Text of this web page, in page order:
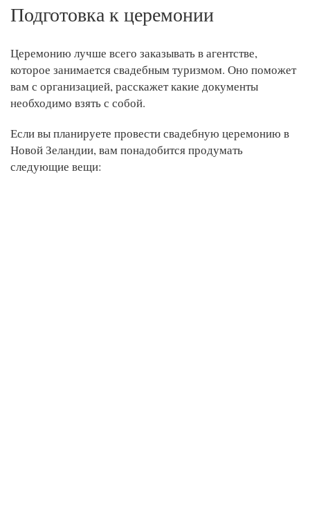
Подготовка к церемонии
Церемонию лучше всего заказывать в агентстве,
которое занимается свадебным туризмом. Оно поможет
вам с организацией, расскажет какие документы
необходимо взять с собой.
Если вы планируете провести свадебную церемонию в
Новой Зеландии, вам понадобится продумать
следующие вещи: